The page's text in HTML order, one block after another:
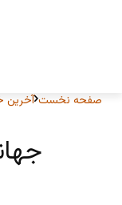
صفحه نخست آخرین